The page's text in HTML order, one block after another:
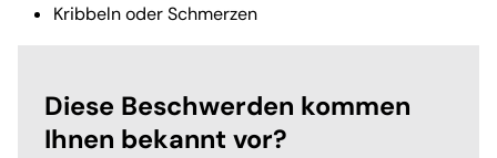
Kribbeln oder Schmerzen
Diese Beschwerden kommen
Ihnen bekannt vor?